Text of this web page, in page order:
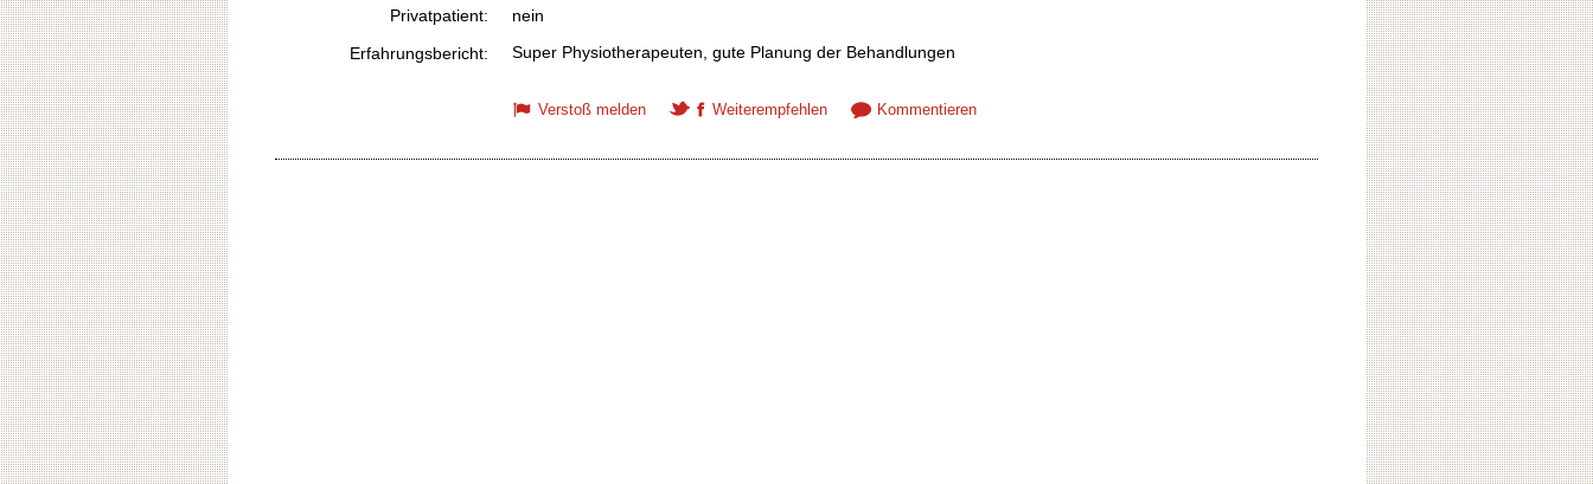
Privatpatient:
nein
Erfahrungsbericht:
Super Physiotherapeuten, gute Planung der Behandlungen
Verstoß melden Weiterempfehlen Kommentieren